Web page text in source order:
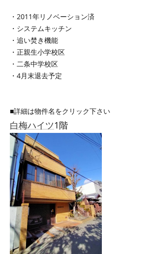
・2011年リノベーション済
・システムキッチン
・追い焚き機能
・正親生小学校区
・二条中学校区
・4月末退去予定
■詳細は物件名をクリック下さい
白梅ハイツ1階